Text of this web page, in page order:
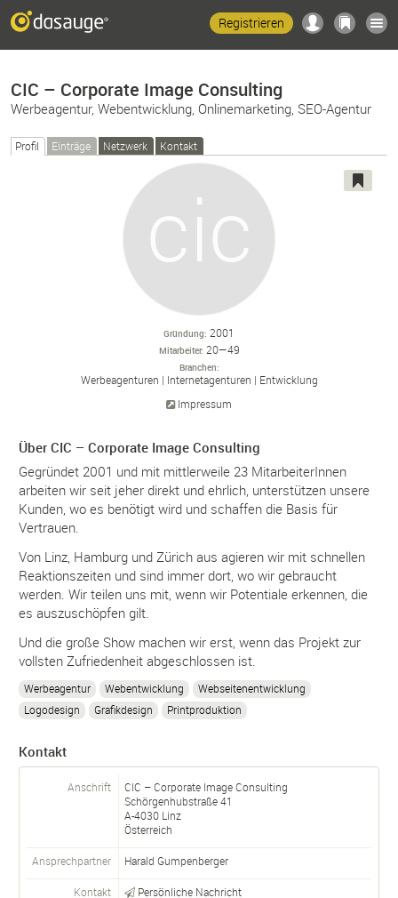
Registrieren
CIC – Corporate Image Consulting
Werbeagentur, Webentwicklung, Onlinemarketing, SEO-Agentur
Profil Einträge Netzwerk Kontakt
Gründung 2001
Mitarbeiter 20—49
Branchen
Werbeagenturen Internetagenturen
Entwicklung
Impressum
Über CIC – Corporate Image Consulting
Gegründet 2001 und mit mittlerweile 23 MitarbeiterInnen
arbeiten wir seit jeher direkt und ehrlich, unterstützen unsere
Kunden, wo es benötigt wird und schaffen die Basis für
Vertrauen.
Von Linz, Hamburg und Zürich aus agieren wir mit schnellen
Reaktionszeiten und sind immer dort, wo wir gebraucht
werden. Wir teilen uns mit, wenn wir Potentiale erkennen, die
es auszuschöpfen gilt.
Und die große Show machen wir erst, wenn das Projekt zur
vollsten Zufriedenheit abgeschlossen ist.
Werbeagentur Webentwicklung
Webseitenentwicklung
Logodesign
Grafikdesign Printproduktion
Kontakt
Anschrift
CIC – Corporate Image Consulting
Schörgenhubstraße 41
A-4030 Linz
Österreich
Ansprechpartner Harald Gumpenberger
Kontakt Persönliche Nachricht